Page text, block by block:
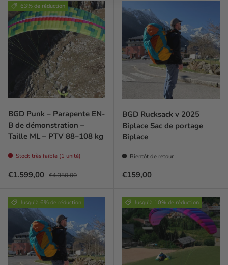
63% de réduction
BGD Punk – Parapente EN-
B de démonstration –
Taille ML – PTV 88–108 kg
Stock très faible (1 unité)
Prix soldé
€1.599,00 Prix habituel
€4.350,00
BGD Rucksack v 2025
Biplace Sac de portage
Biplace
Bientôt de retour
Prix habituel
€159,00
Jusqu’à 6% de réduction Jusqu’à 10% de réduction